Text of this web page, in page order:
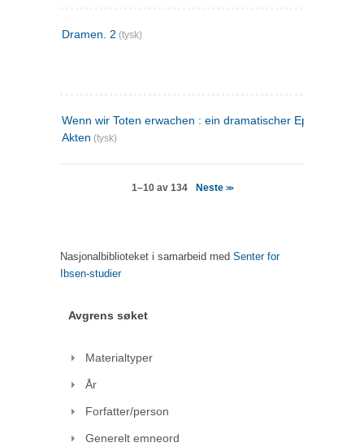
Dramen. 2 (tysk)
Wenn wir Toten erwachen : ein dramatischer Epilog in drei
Akten (tysk)
1–10 av 134 Neste >>
Nasjonalbiblioteket i samarbeid med Senter for
Ibsen-studier
Avgrens søket
Materialtyper
År
Forfatter/person
Generelt emneord